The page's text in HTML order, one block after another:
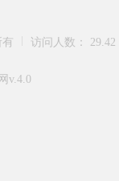
有
访问人数： 29.42
v.4.0